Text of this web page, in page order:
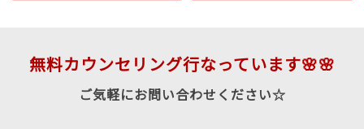
無料カウンセリング行なっています🌸🌸
ご気軽にお問い合わせください☆